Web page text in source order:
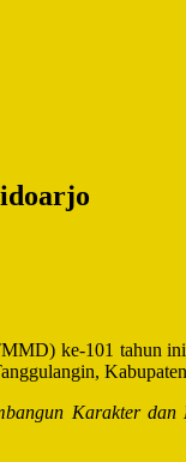
ke-101 tahun
Karakter